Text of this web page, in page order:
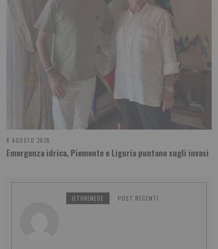
8 AGOSTO 2026
Emergenza idrica, Piemonte e Liguria puntano sugli invasi
ILTORINESE POST RECENTI